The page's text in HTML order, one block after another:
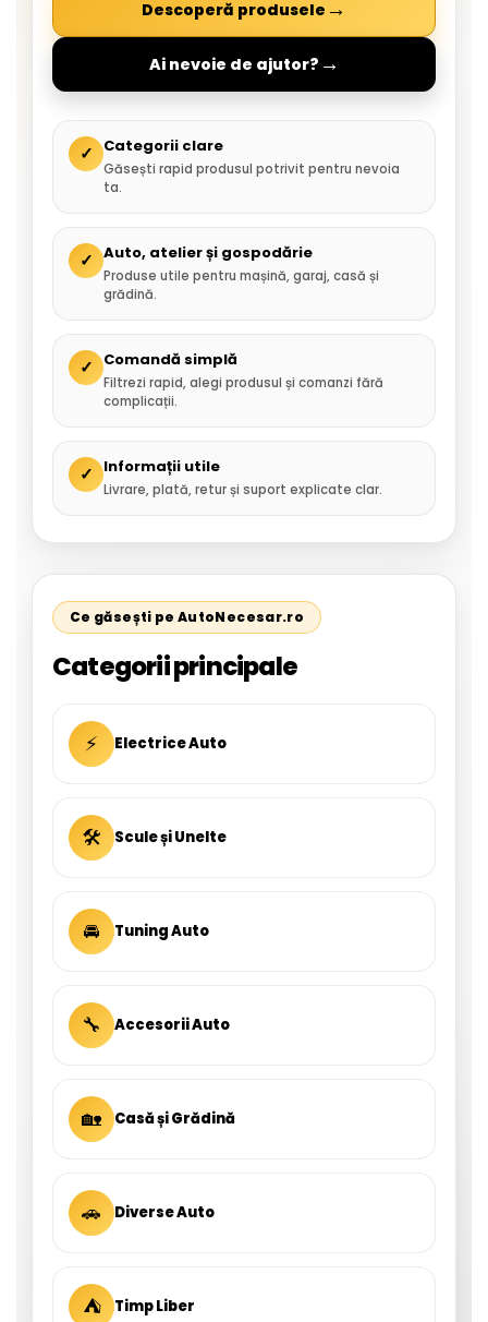
Descoperă produsele →
Ai nevoie de ajutor? →
✓ Categorii clare
Găsești rapid produsul potrivit pentru nevoia
ta.
✓ Auto, atelier și gospodărie
Produse utile pentru mașină, garaj, casă și
grădină.
✓ Comandă simplă
Filtrezi rapid, alegi produsul și comanzi fără
complicații.
✓ Informații utile
Livrare, plată, retur și suport explicate clar.
Ce găsești pe AutoNecesar.ro
Categorii principale
⚡ Electrice Auto
🛠 Scule și Unelte
🚘 Tuning Auto
🔧 Accesorii Auto
🏡 Casă și Grădină
🚗 Diverse Auto
⛺ Timp Liber